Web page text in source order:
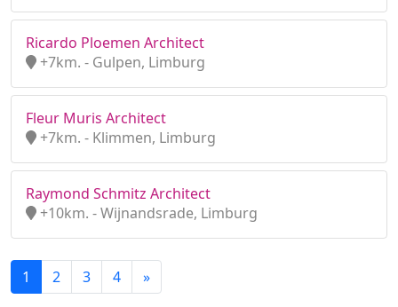
Ricardo Ploemen Architect
+7km. - Gulpen, Limburg
Fleur Muris Architect
+7km. - Klimmen, Limburg
Raymond Schmitz Architect
+10km. - Wijnandsrade, Limburg
1 2 3 4 »